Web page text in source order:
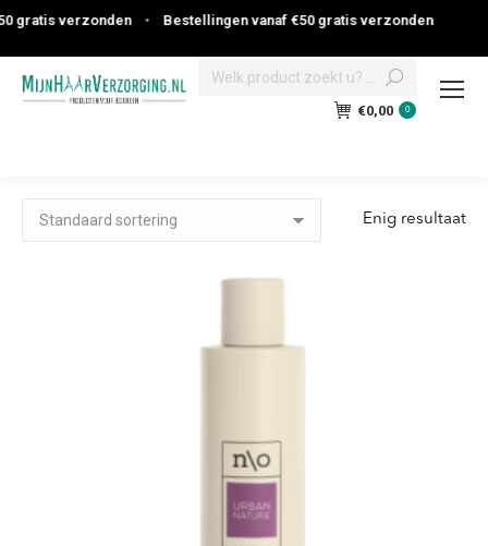
verzonden • Bestellingen vanaf €50 gratis verzonden
Search:
€0,00 0
Enig resultaat